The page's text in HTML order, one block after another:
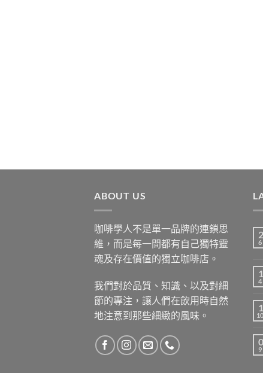
ABOUT US
咖啡學人不是單一品牌的連鎖思
維，而是每一間都有自己獨特靈
魂及存在價值的獨立咖啡店。
我們對於品質、知識、以及對細
節的專注，讓人們在飲用時自然
地注意到那些細緻的風味。
6
4
9